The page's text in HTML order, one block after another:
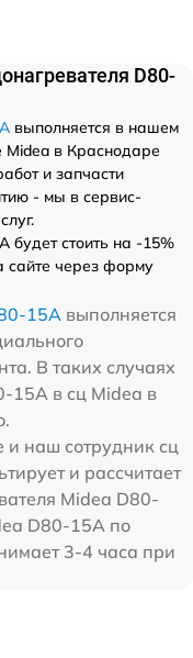
D80-
выполняется в нашем
Midea в Краснодаре
и запчасти
- мы в сервис-
будет стоить на -15%
через форму
15A выполняется
В таких случаях
15A в сц Midea в
и наш сотрудник сц
и рассчитает
Midea D80-
D80-15A по
3-4 часа при